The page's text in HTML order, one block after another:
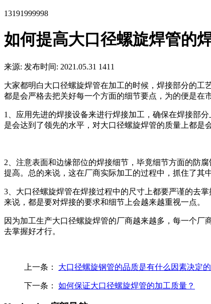
13191999998
如何提高大口径螺旋焊管的
来源: 发布时间: 2021.05.31 1411
大家都明白大口径螺旋焊管在加工的时候，焊接部分的工
都是会严格去把关好每一个方面的细节要点，为的便是在
1、应用先进的焊接设备来进行焊接加工，确保在焊接部分
是会达到了领先的水平，对大口径螺旋焊管的质量上都是
2、注意表面和边缘部位的焊接细节，毕竟细节方面的防
提高。总的来说，这在厂商实际加工的过程中，抓住了其
3、大口径螺旋焊管在焊接过程中的尺寸上都要严谨的去
来说，都是要对焊接的要求和细节上会越来越重视一点。
因为加工生产大口径螺旋焊管的厂商越来越多，每一个
去掌握好才行。
上一条： 大口径螺旋钢管的品质是有什么因素决定的
下一条： 如何保证大口径螺旋焊管的加工质量？